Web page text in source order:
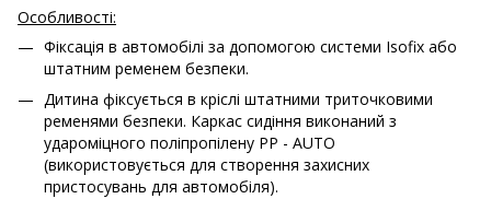
Особливості:
Фіксація в автомобілі за допомогою системи Isofix або
штатним ременем безпеки.
Дитина фіксується в кріслі штатними триточковими
ременями безпеки. Каркас сидіння виконаний з
удароміцного поліпропілену PP - AUTO
(використовується для створення захисних
пристосувань для автомобіля).